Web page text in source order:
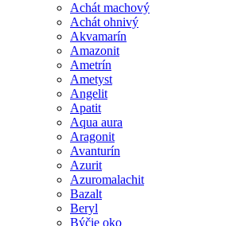
Achát machový
Achát ohnivý
Akvamarín
Amazonit
Ametrín
Ametyst
Angelit
Apatit
Aqua aura
Aragonit
Avanturín
Azurit
Azuromalachit
Bazalt
Beryl
Býčie oko